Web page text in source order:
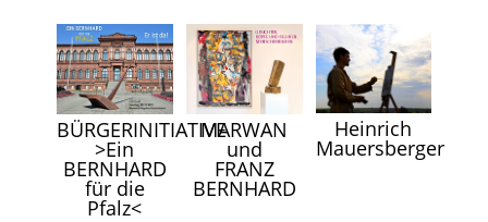
BÜRGERINITIATIVE
>Ein
BERNHARD
für die
Pfalz<
MARWAN
und
FRANZ
BERNHARD
Heinrich
Mauersberger